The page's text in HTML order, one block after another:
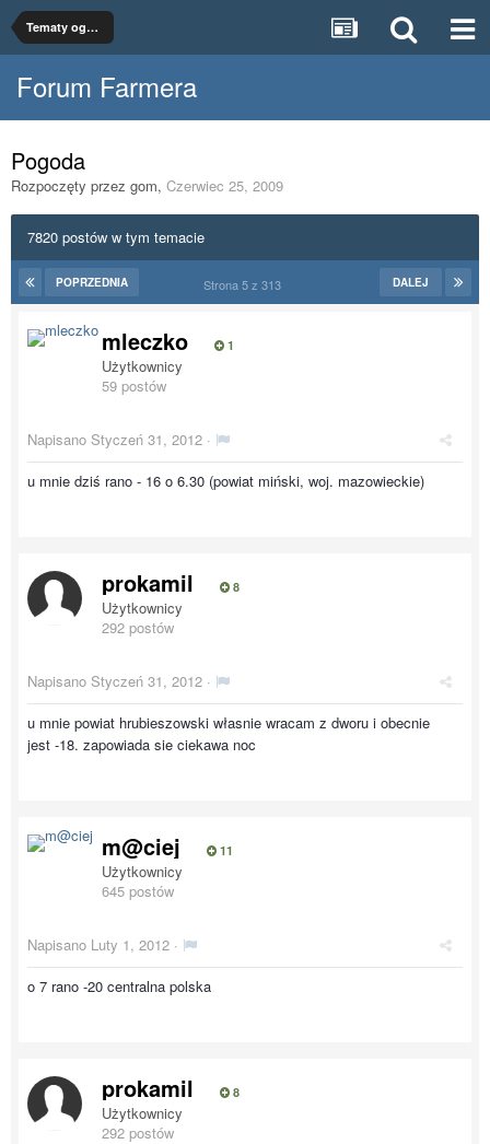
Tematy ogólne
Forum Farmera
Pogoda
Rozpoczęty przez gom, Czerwiec 25, 2009
7820 postów w tym temacie
POPRZEDNIA DALEJ
Strona 5 z 313
mleczko 1
Użytkownicy
59 postów
Napisano Styczeń 31, 2012 ·
u mnie dziś rano - 16 o 6.30 (powiat miński, woj. mazowieckie)
prokamil 8
Użytkownicy
292 postów
Napisano Styczeń 31, 2012 ·
u mnie powiat hrubieszowski własnie wracam z dworu i obecnie
jest -18. zapowiada sie ciekawa noc
m@ciej 11
Użytkownicy
645 postów
Napisano Luty 1, 2012 ·
o 7 rano -20 centralna polska
prokamil 8
Użytkownicy
292 postów